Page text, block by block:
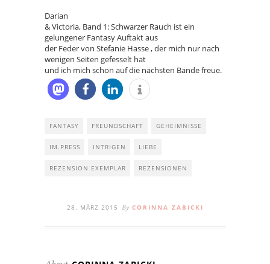
Darian
& Victoria, Band 1: Schwarzer Rauch ist ein
gelungener Fantasy Auftakt aus
der Feder von Stefanie Hasse , der mich nur nach
wenigen Seiten gefesselt hat
und ich mich schon auf die nächsten Bände freue.
FANTASY FREUNDSCHAFT GEHEIMNISSE
IM.PRESS INTRIGEN LIEBE
REZENSION EXEMPLAR REZENSIONEN
28. MÄRZ 2015 By CORINNA ZABICKI